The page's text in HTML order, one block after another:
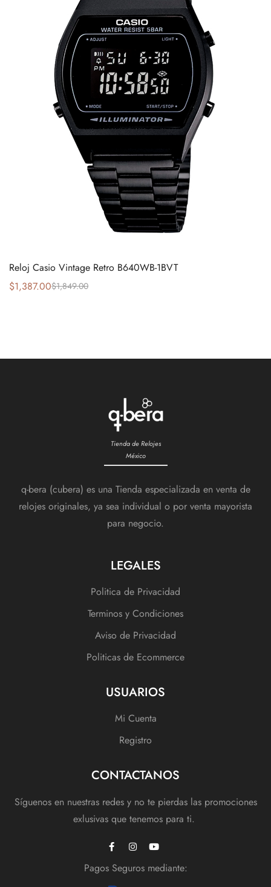
Reloj Casio Vintage Retro B640WB-1BVT
$1,849.00
$1,387.00
Tienda de Relojes
México
q-bera (cubera) es una Tienda especializada en venta de
relojes originales, ya sea individual o por venta mayorista
para negocio.
LEGALES
Politica de Privacidad
Terminos y Condiciones
Aviso de Privacidad
Politicas de Ecommerce
USUARIOS
Mi Cuenta
Registro
CONTACTANOS
Síguenos en nuestras redes y no te pierdas las promociones
exlusivas que tenemos para ti.
Pagos Seguros mediante: